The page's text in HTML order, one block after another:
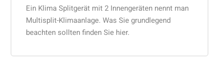
Ein Klima Splitgerät mit 2 Innengeräten nennt man
Multisplit-Klimaanlage. Was Sie grundlegend
beachten sollten finden Sie hier.